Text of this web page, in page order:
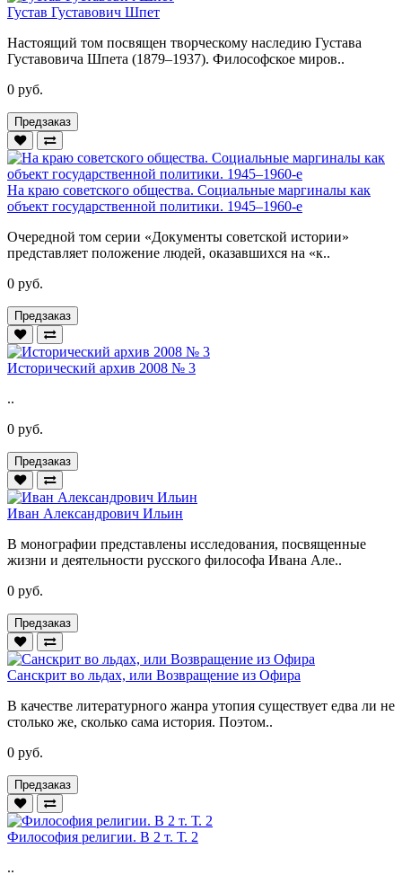
Густав Густавович Шпет
Настоящий том посвящен творческому наследию Густава
Густавовича Шпета (1879–1937). Философское миров..
0 руб.
Предзаказ
На краю советского общества. Социальные маргиналы как
объект государственной политики. 1945–1960-е
Очередной том серии «Документы советской истории»
представляет положение людей, оказавшихся на «к..
0 руб.
Предзаказ
Исторический архив 2008 № 3
..
0 руб.
Предзаказ
Иван Александрович Ильин
В монографии представлены исследования, посвященные
жизни и деятельности русского философа Ивана Але..
0 руб.
Предзаказ
Санскрит во льдах, или Возвращение из Офира
В качестве литературного жанра утопия существует едва ли не
столько же, сколько сама история. Поэтом..
0 руб.
Предзаказ
Философия религии. В 2 т. Т. 2
..